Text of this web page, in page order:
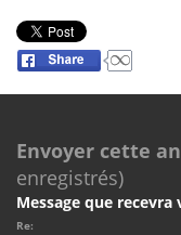
Envoyer cette
enregistrés)
Message que recevra
Re: